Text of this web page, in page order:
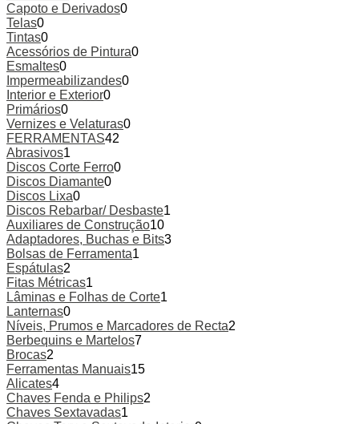
Capoto e Derivados0
Telas0
Tintas0
Acessórios de Pintura0
Esmaltes0
Impermeabilizandes0
Interior e Exterior0
Primários0
Vernizes e Velaturas0
FERRAMENTAS42
Abrasivos1
Discos Corte Ferro0
Discos Diamante0
Discos Lixa0
Discos Rebarbar/ Desbaste1
Auxiliares de Construção10
Adaptadores, Buchas e Bits3
Bolsas de Ferramenta1
Espátulas2
Fitas Métricas1
Lâminas e Folhas de Corte1
Lanternas0
Níveis, Prumos e Marcadores de Recta2
Berbequins e Martelos7
Brocas2
Ferramentas Manuais15
Alicates4
Chaves Fenda e Philips2
Chaves Sextavadas1